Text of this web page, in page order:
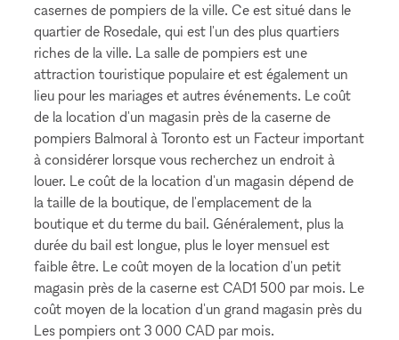
casernes de pompiers de la ville. Ce est situé dans le
quartier de Rosedale, qui est l'un des plus quartiers
riches de la ville. La salle de pompiers est une
attraction touristique populaire et est également un
lieu pour les mariages et autres événements. Le coût
de la location d'un magasin près de la caserne de
pompiers Balmoral à Toronto est un Facteur important
à considérer lorsque vous recherchez un endroit à
louer. Le coût de la location d'un magasin dépend de
la taille de la boutique, de l'emplacement de la
boutique et du terme du bail. Généralement, plus la
durée du bail est longue, plus le loyer mensuel est
faible être. Le coût moyen de la location d'un petit
magasin près de la caserne est CAD1 500 par mois. Le
coût moyen de la location d'un grand magasin près du
Les pompiers ont 3 000 CAD par mois.